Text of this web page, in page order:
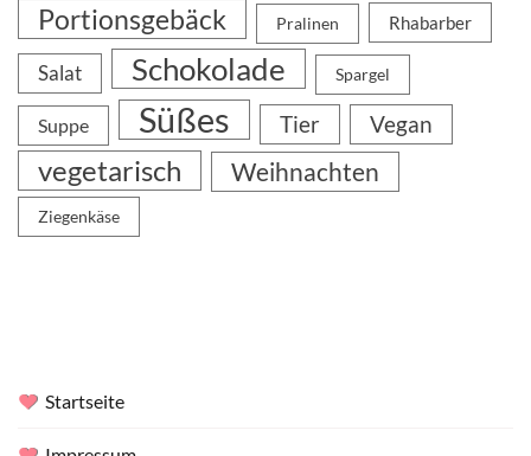
Portionsgebäck Pralinen Rhabarber
Salat Schokolade Spargel
Suppe Süßes Tier Vegan
vegetarisch Weihnachten
Ziegenkäse
Startseite